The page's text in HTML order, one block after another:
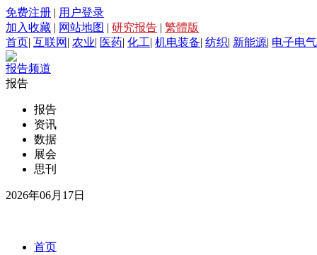
免费注册 | 用户登录
加入收藏 | 网站地图 | 研究报告 | 繁體版
首页| 互联网 | 农业| 医药| 化工| 机电装备| 纺织| 新能源| 电子电气
报告频道
报告
报告
资讯
数据
展会
思刊
2026年06月17日
首页